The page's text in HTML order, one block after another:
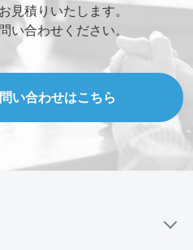
合わせ
見積りいたします。